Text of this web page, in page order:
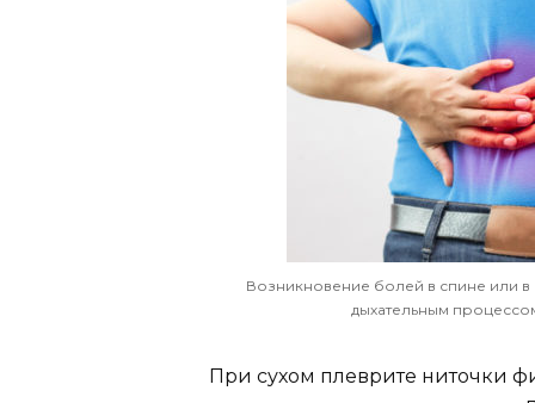
Возникновение болей в спине или
дыхательным
При сухом плеврите ниточки